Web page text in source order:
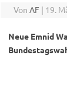
Von AF | 19.
Neue Emnid